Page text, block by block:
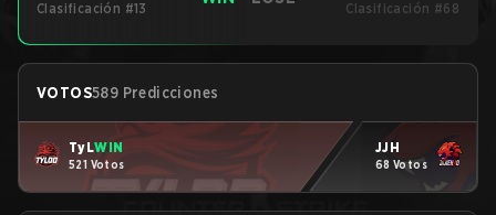
Clasificación #13 Clasificación #68
VOTOS589 Predicciones
TyLWIN
521 Votos
JJH
68 Votos